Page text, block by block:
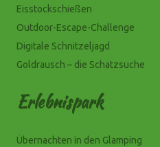
Eisstockschießen
Outdoor-Escape-Challenge
Digitale Schnitzeljagd
Goldrausch – die Schatzsuche
Erlebnispark
Übernachten in den Glamping